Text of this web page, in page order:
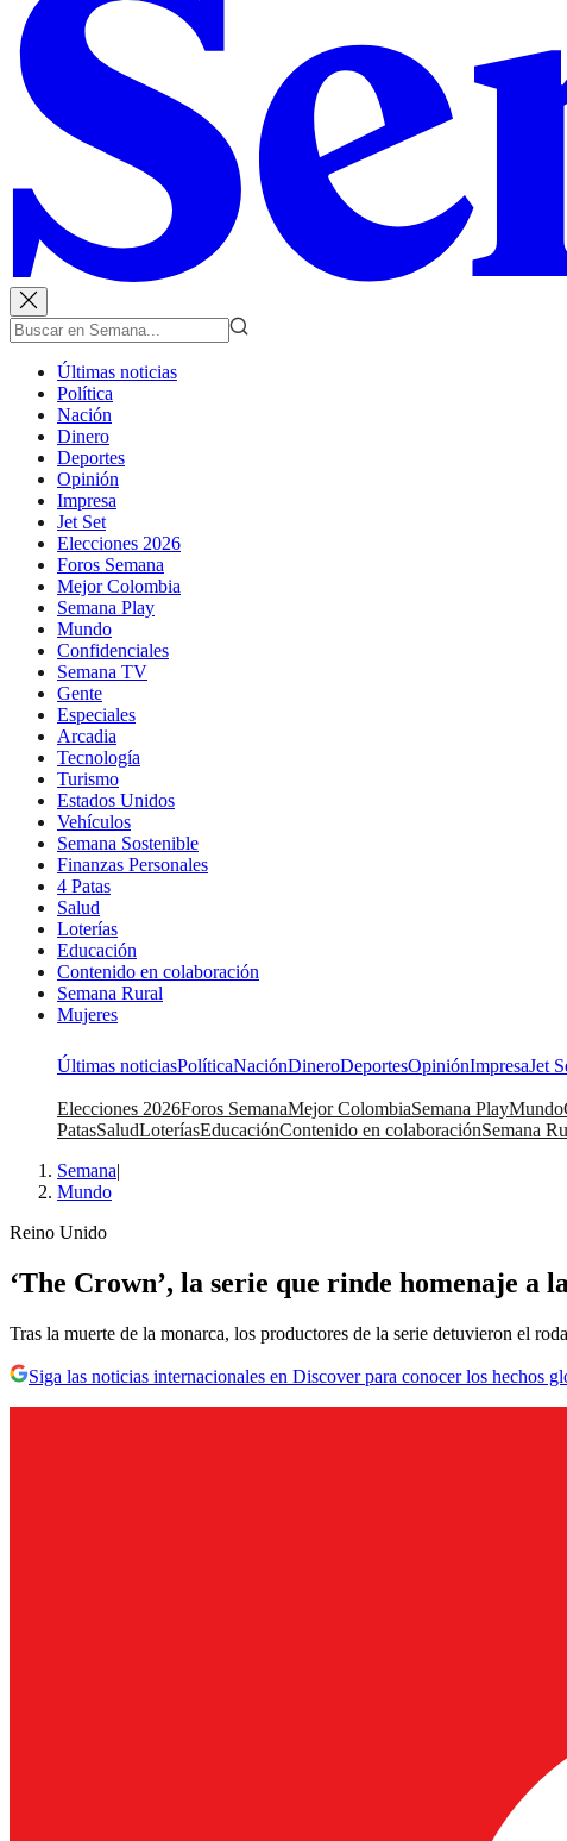
Últimas noticias
Política
Nación
Dinero
Deportes
Opinión
Impresa
Jet Set
Elecciones 2026
Foros Semana
Mejor Colombia
Semana Play
Mundo
Confidenciales
Semana TV
Gente
Especiales
Arcadia
Tecnología
Turismo
Estados Unidos
Vehículos
Semana Sostenible
Finanzas Personales
4 Patas
Salud
Loterías
Educación
Contenido en colaboración
Semana Rural
Mujeres
Últimas noticiasPolíticaNaciónDineroDeportesOpiniónImpresaJet
Elecciones 2026Foros SemanaMejor ColombiaSemana PlayMundo
PatasSaludLoteríasEducaciónContenido en colaboraciónSemana
Semana|
Mundo
Reino Unido
‘The Crown’, la serie que rinde homenaje a
Tras la muerte de la monarca, los productores de la serie detuvieron el
Siga las noticias internacionales en Discover para conocer los hechos